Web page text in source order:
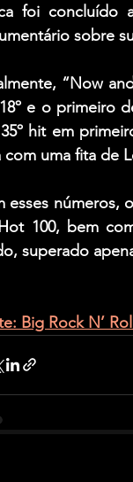
foi concluído
sobre
“Now
e o primeiro
hit em
com uma fita de
esses números,
100, bem
superado
Big Rock N’